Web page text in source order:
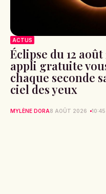
ACTUS
Éclipse du 12 août
appli gratuite
chaque seconde
ciel des yeux
MYLÈNE DORA8 AOÛT 2026 10:45